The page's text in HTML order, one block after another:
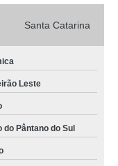
Carianos
valores Costeira Do
Pomerode
Bom Jesus
Santa Catarina
Leste
Pântano do Sul